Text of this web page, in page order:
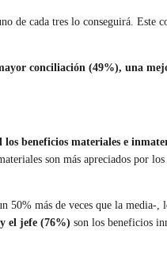
de cada tres lo conseguirá.
conciliación (49%), una
beneficios materiales e
son más apreciados por
más de veces que la media-,
el jefe (76%) son los beneficios